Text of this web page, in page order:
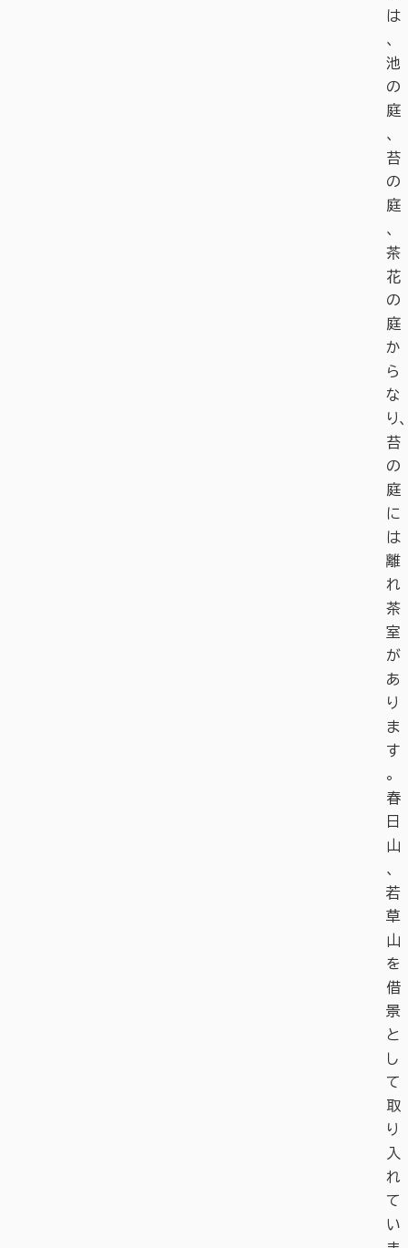
は
、
池
の
庭
、
苔
の
庭
、
茶
花
の
庭
か
ら
な
り、
苔
の
庭
に
は
離
れ
茶
室
が
あ
り
ま
す
。
春
日
山
、
若
草
山
を
借
景
と
し
て
取
り
入
れ
て
い